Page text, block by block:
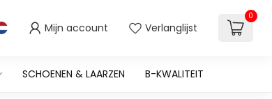
Mijn account Verlanglijst
0
SCHOENEN & LAARZEN B-KWALITEIT